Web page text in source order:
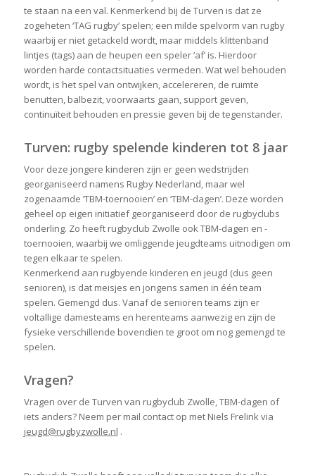
te staan na een val. Kenmerkend bij de Turven is dat ze
zogeheten ‘TAG rugby’ spelen; een milde spelvorm van rugby
waarbij er niet getackeld wordt, maar middels klittenband
lintjes (tags) aan de heupen een speler ‘af’ is. Hierdoor
worden harde contactsituaties vermeden. Wat wel behouden
wordt, is het spel van ontwijken, accelereren, de ruimte
benutten, balbezit, voorwaarts gaan, support geven,
continuïteit behouden en pressie geven bij de tegenstander.
Turven: rugby spelende kinderen tot 8 jaar
Voor deze jongere kinderen zijn er geen wedstrijden
georganiseerd namens Rugby Nederland, maar wel
zogenaamde ‘TBM-toernooien’ en ‘TBM-dagen’. Deze worden
geheel op eigen initiatief georganiseerd door de rugbyclubs
onderling. Zo heeft rugbyclub Zwolle ook TBM-dagen en -
toernooien, waarbij we omliggende jeugdteams uitnodigen om
tegen elkaar te spelen.
Kenmerkend aan rugbyende kinderen en jeugd (dus geen
senioren), is dat meisjes en jongens samen in één team
spelen. Gemengd dus. Vanaf de senioren teams zijn er
voltallige damesteams en herenteams aanwezig en zijn de
fysieke verschillende bovendien te groot om nog gemengd te
spelen.
Vragen?
Vragen over de Turven van rugbyclub Zwolle, TBM-dagen of
iets anders? Neem per mail contact op met Niels Frelink via
jeugd@rugbyzwolle.nl .